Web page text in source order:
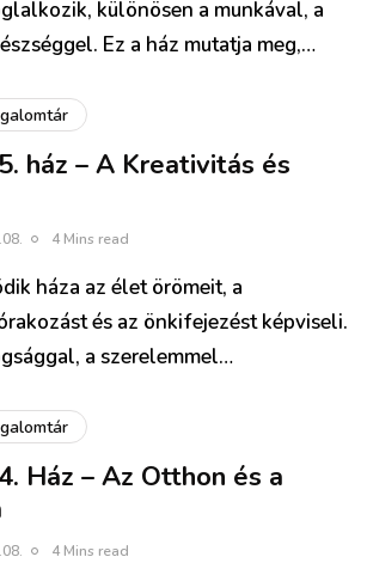
különösen a munkával, a
Ez a ház mutatja meg,…
ház – A Kreativitás és
4 Mins read
háza az élet örömeit, a
és az önkifejezést képviseli.
a szerelemmel…
Ház – Az Otthon és a
4 Mins read